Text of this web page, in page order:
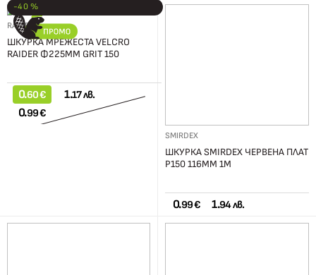
-40 %
RAIDER
ШКУРКА МРЕЖЕСТА VELCRO
RAIDER Ф225ММ GRIT 150
0.60 € 1.17 лв.
0.99 €
SMIRDEX
ШКУРКА SMIRDEX ЧЕРВЕНА ПЛАТ
Р150 116ММ 1М
0.99 € 1.94 лв.